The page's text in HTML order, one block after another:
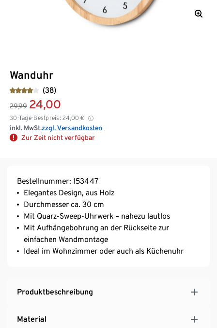
Wanduhr
(38)
29,99 24,00
30-Tage-Bestpreis: 24,00 €
inkl. MwSt.zzgl. Versandkosten
Zur Zeit nicht verfügbar
Bestellnummer: 153447
Elegantes Design, aus Holz
Durchmesser ca. 30 cm
Mit Quarz-Sweep-Uhrwerk – nahezu lautlos
Mit Aufhängebohrung an der Rückseite zur
einfachen Wandmontage
Ideal im Wohnzimmer oder auch als Küchenuhr
Produktbeschreibung
Material